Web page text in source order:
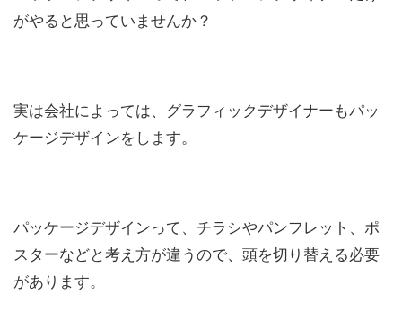
がやると思っていませんか？
実は会社によっては、グラフィックデザイナーもパッ
ケージデザインをします。
パッケージデザインって、チラシやパンフレット、ポ
スターなどと考え方が違うので、頭を切り替える必要
があります。